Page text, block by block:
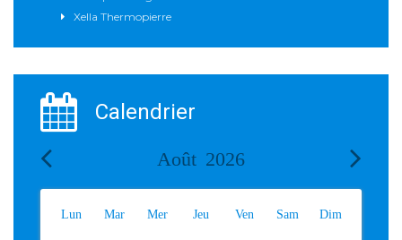
Xella Thermopierre
Calendrier
Août 2026
Lun Mar Mer Jeu Ven Sam Dim